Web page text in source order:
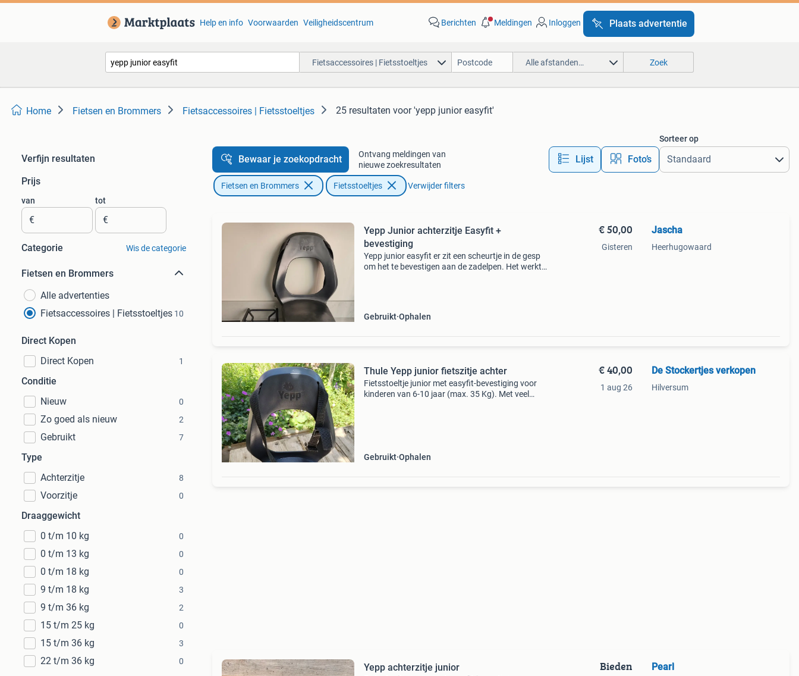
Help en info Voorwaarden Veiligheidscentrum Berichten Meldingen Inloggen Plaats advertentie
Fietsaccessoires | Fietsstoeltjes Alle afstanden… Zoek
Home Fietsen en Brommers Fietsaccessoires | Fietsstoeltjes 25 resultaten voor 'yepp junior easyfit'
Verfijn resultaten
Prijs
van
€
tot
€
Categorie Wis de categorie
Fietsen en Brommers
Alle advertenties
Fietsaccessoires | Fietsstoeltjes 10
Direct Kopen
Direct Kopen
1
Conditie
Nieuw
0
Zo goed als nieuw 2
Gebruikt 7
Type
Achterzitje
8
Voorzitje 0
Draaggewicht
0 t/m 10 kg
0
0 t/m 13 kg 0
0 t/m 18 kg 0
9 t/m 18 kg 3
9 t/m 36 kg 2
15 t/m 25 kg 0
15 t/m 36 kg 3
22 t/m 36 kg 0
Bewaar je zoekopdracht
Ontvang meldingen van
nieuwe zoekresultaten
Lijst Foto’s
Sorteer op
Fietsen en Brommers Fietsstoeltjes Verwijder filters
Yepp Junior achterzitje Easyfit +
bevestiging
Yepp junior easyfit er zit een scheurtje in de gesp
om het te bevestigen aan de zadelpen. Het werkt
Gebruikt Ophalen
€ 50,00
Gisteren
Jascha
Heerhugowaard
Thule Yepp junior fietszitje achter
Fietsstoeltje junior met easyfit-bevestiging voor
kinderen van 6-10 jaar (max. 35 Kg). Met veel
Gebruikt Ophalen
€ 40,00
1 aug 26
De Stockertjes verkopen
Hilversum
Yepp achterzitje junior Bieden Pearl